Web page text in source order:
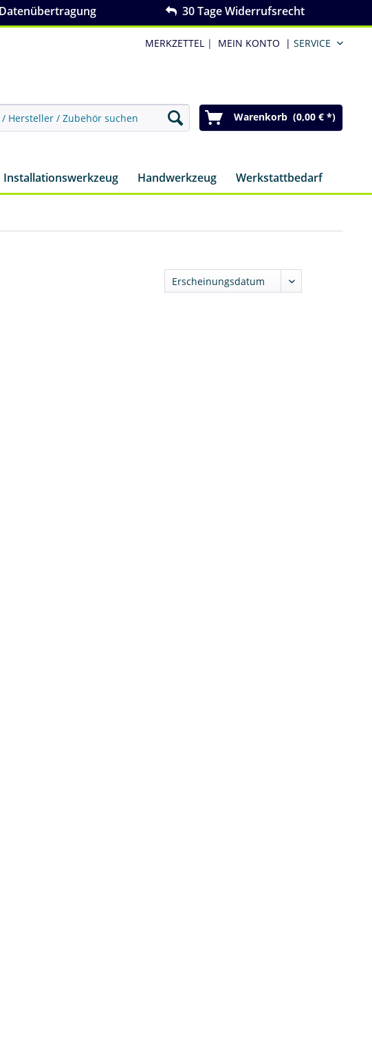
30 Tage Widerrufsrecht
MERKZETTEL | MEIN KONTO | SERVICE
Warenkorb (0,00 € *)
Installationswerkzeug Handwerkzeug Werkstattbedarf